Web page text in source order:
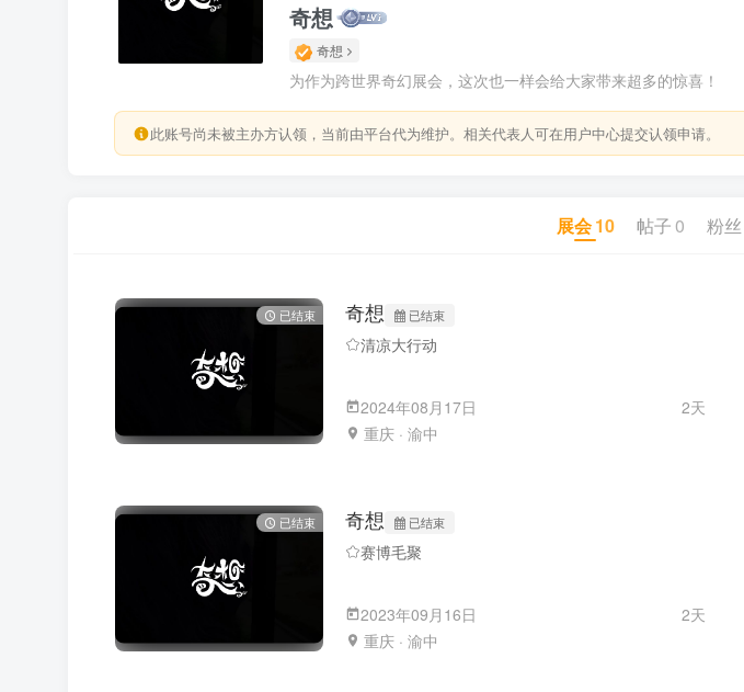
奇想
奇想
为作为跨世界奇幻展会，这次也一样会给大家带来超多的惊喜！
此账号尚未被主办方认领，当前由平台代为维护。相关代表人可在用户中心提交认领申请。
展会10 帖子 0 粉丝
已结束 奇想 已结束
清凉大行动
2024年08月17日
2天
重庆 · 渝中
已结束 奇想 已结束
赛博毛聚
2023年09月16日
2天
重庆 · 渝中